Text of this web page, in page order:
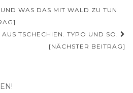
WAS DAS MIT WALD ZU TUN
AUS TSCHECHIEN. TYPO UND SO.
[NÄCHSTER BEITRAG]